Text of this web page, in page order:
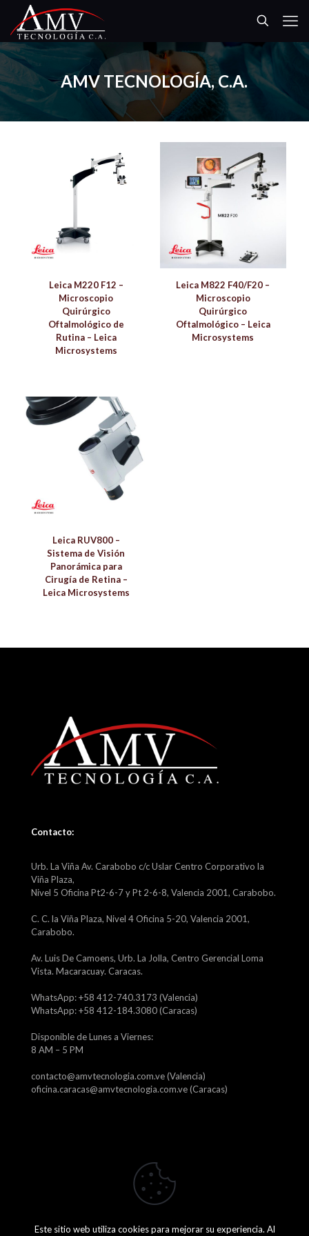
AMV TECNOLOGÍA, C.A.
Leica M220 F12 –
Microscopio
Quirúrgico
Oftalmológico de
Rutina – Leica
Microsystems
Leica M822 F40/F20 –
Microscopio
Quirúrgico
Oftalmológico – Leica
Microsystems
Leica RUV800 –
Sistema de Visión
Panorámica para
Cirugía de Retina –
Leica Microsystems
Contacto:
Urb. La Viña Av. Carabobo c/c Uslar Centro Corporativo la
Viña Plaza,
Nivel 5 Oficina Pt2-6-7 y Pt 2-6-8, Valencia 2001, Carabobo.
C. C. la Viña Plaza, Nivel 4 Oficina 5-20, Valencia 2001,
Carabobo.
Av. Luis De Camoens, Urb. La Jolla, Centro Gerencial Loma
Vista. Macaracuay. Caracas.
WhatsApp: +58 412-740.3173 (Valencia)
WhatsApp: +58 412-184.3080 (Caracas)
Disponible de Lunes a Viernes:
8 AM – 5 PM
contacto@amvtecnologia.com.ve (Valencia)
oficina.caracas@amvtecnologia.com.ve (Caracas)
Este sitio web utiliza cookies para mejorar su experiencia. Al